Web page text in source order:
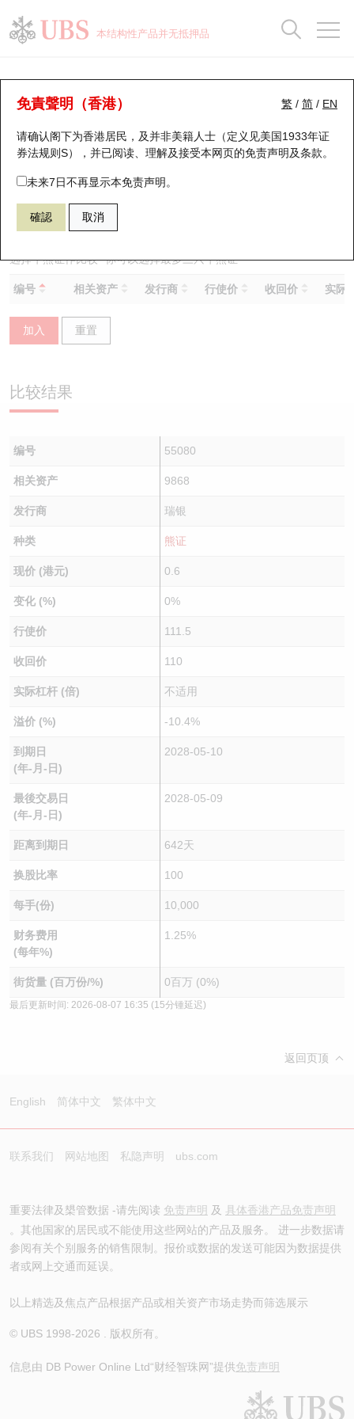
本结构性产品并无抵押品
繁 / 简 / EN
免責聲明（香港）
请确认阁下为香港居民，及并非美籍人士（定义见美国1933年证
券法规则S），并已阅读、理解及接受本网页的免责声明及条款。
未来7日不再显示本免责声明。
確認 取消
牛熊证分析仪
表现 街货统计 比较
55080 瑞银熊证 9868 小鹏汽车
选择牛熊证作比较 *你可以选择最多三只牛熊证
编号 相关资产 发行商 行使价 收回价 实际
加入 重置
比较结果
编号 55080
相关资产 9868
发行商 瑞银
种类 熊证
现价 (港元) 0.6
变化 (%) 0%
行使价 111.5
收回价 110
实际杠杆 (倍) 不适用
溢价 (%) -10.4%
到期日
(年-月-日)
2028-05-10
最後交易日
(年-月-日)
2028-05-09
距离到期日 642天
换股比率 100
每手(份) 10,000
财务费用
(每年%)
1.25%
街货量 (百万份/%) 0百万 (0%)
最后更新时间: 2026-08-07 16:35 (15分锺延迟)
返回页顶
English 简体中文 繁体中文
联系我们 网站地图 私隐声明 ubs.com
重要法律及槼管数据 -请先阅读 免责声明 及 具体香港产品免责声明
。其他国家的居民或不能使用这些网站的产品及服务。 进一步数据请
参阅有关个别服务的销售限制。报价或数据的发送可能因为数据提供
者或网上交通而延误。
以上精选及焦点产品根据产品或相关资产市场走势而筛选展示
© UBS 1998-2026 . 版权所有。
信息由 DB Power Online Ltd“财经智珠网”提供免责声明
瑞银认股证一览
新发行瑞银认股证
即将到期认股证
认股证到期结算价查找
认股证分析仪
认股证速算机
引伸波幅比较图
认股证文件及公告
认股证文件及公告 (瑞信)
街货统计
比较
牛熊全景快搜
牛熊证搜寻
牛熊证街货分布图
正股牛熊证列表
新发行瑞银牛熊证
已收回牛熊证剩余价值
即将到期牛熊证
牛熊证分析仪
牛熊证速算机
牛熊证文件及公告 (瑞信)
街货统计
比较
十大升幅/跌幅
十大认股证成交分布
十天股证占大市成交
资金流
街货统计
三十大平均引伸波幅
正股分析仪
二十大活跃股份
恒指成份股
国指成份股
科指成份股
相关资产沽空
业绩及经济日历
AH 股价对照
即市板块表现
收市竞价变化
持股比重
显示所有持股比重
每月轮证大市专题
轮证专栏
讲座及教育短片
认股证投资者教育
牛熊证投资者教育
认股证牛熊证常问问题